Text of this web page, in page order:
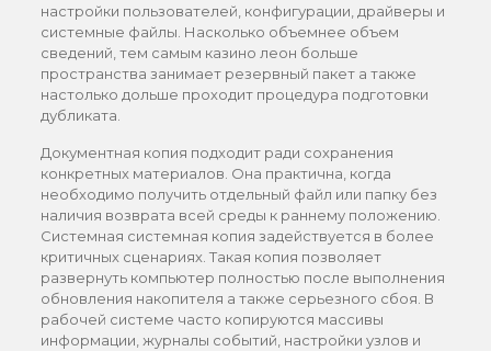
настройки пользователей, конфигурации, драйверы и
системные файлы. Насколько объемнее объем
сведений, тем самым казино леон больше
пространства занимает резервный пакет а также
настолько дольше проходит процедура подготовки
дубликата.
Документная копия подходит ради сохранения
конкретных материалов. Она практична, когда
необходимо получить отдельный файл или папку без
наличия возврата всей среды к раннему положению.
Системная системная копия задействуется в более
критичных сценариях. Такая копия позволяет
развернуть компьютер полностью после выполнения
обновления накопителя а также серьезного сбоя. В
рабочей системе часто копируются массивы
информации, журналы событий, настройки узлов и